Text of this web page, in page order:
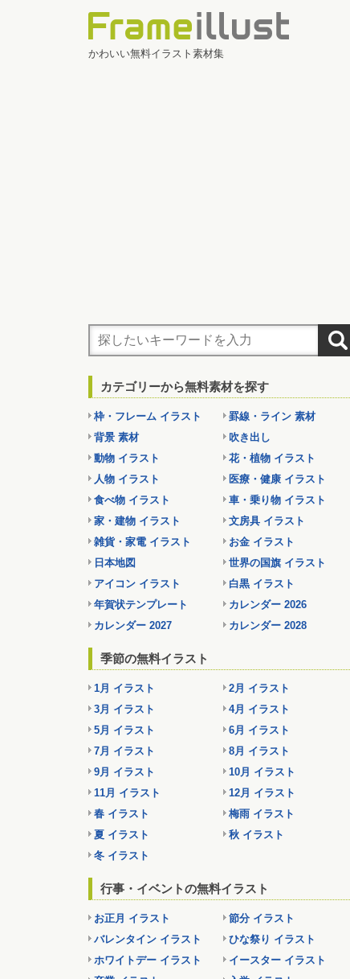
かわいい無料イラスト素材集
カテゴリーから無料素材を探す
枠・フレーム イラスト
罫線・ライン 素材
背景 素材
吹き出し
動物 イラスト
花・植物 イラスト
人物 イラスト
医療・健康 イラスト
食べ物 イラスト
車・乗り物 イラスト
家・建物 イラスト
文房具 イラスト
雑貨・家電 イラスト
お金 イラスト
日本地図
世界の国旗 イラスト
アイコン イラスト
白黒 イラスト
年賀状テンプレート
カレンダー 2026
カレンダー 2027
カレンダー 2028
季節の無料イラスト
1月 イラスト
2月 イラスト
3月 イラスト
4月 イラスト
5月 イラスト
6月 イラスト
7月 イラスト
8月 イラスト
9月 イラスト
10月 イラスト
11月 イラスト
12月 イラスト
春 イラスト
梅雨 イラスト
夏 イラスト
秋 イラスト
冬 イラスト
行事・イベントの無料イラスト
お正月 イラスト
節分 イラスト
バレンタイン イラスト
ひな祭り イラスト
ホワイトデー イラスト
イースター イラスト